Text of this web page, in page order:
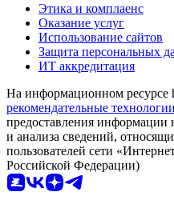
Этика и комплаенс
Оказание услуг
Использование сайтов
Защита персональных
ИТ аккредитация
На информационном ресурсе
рекомендательные технологии
предоставления информации
и анализа сведений,
пользователей сети
Российской Федерации)